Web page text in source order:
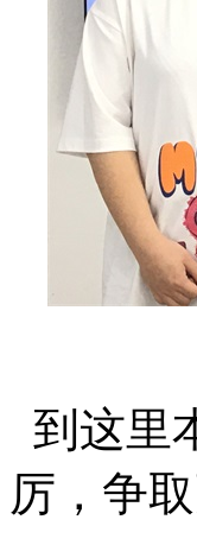
到这里
厉，争